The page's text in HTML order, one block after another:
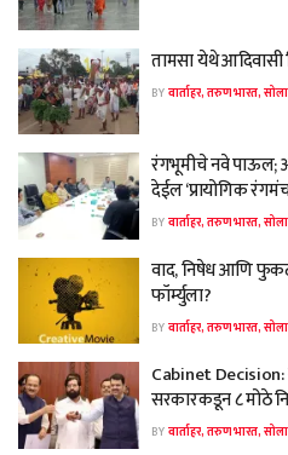
तामसा येथे आदिवासी
BYवार्ताहर, तरुण भारत,
रंगभूमीचे नवे पाऊल;
देईल ‘प्रायोगिक
BYवार्ताहर, तरुण भारत,
वाद, निषेध आणि
फॉर्म्युला?
BYवार्ताहर, तरुण भारत,
Cabinet Decision:
सरकारकडून ८ मोठे
BYवार्ताहर, तरुण भारत,